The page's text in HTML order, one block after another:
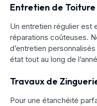
Entretien de Toiture
Un entretien régulier est
réparations coûteuses.
d’entretien
état tout au long de
Travaux de
Pour une étanchéité